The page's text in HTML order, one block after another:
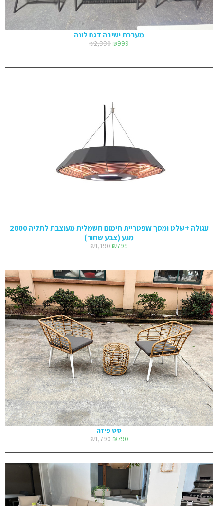
מערכת ישיבה דגם לונה
₪2,990 ₪999
פטריית חימום חשמלית מעוצבת לתליה 2000W עגולה +שלט ומסך
מגע (צבע שחור)
₪1,190 ₪799
סט פיזה
₪1,790 ₪790